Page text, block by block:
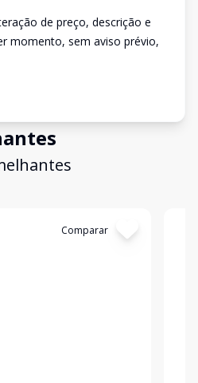
de preço, descrição e
momento, sem aviso prévio,
Comparar